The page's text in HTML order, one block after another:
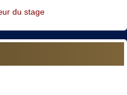
du stage